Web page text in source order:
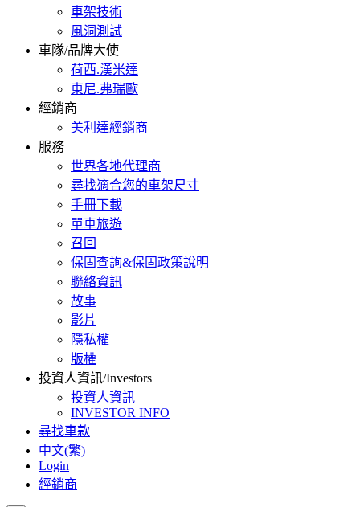
車架技術
風洞測試
車隊/品牌大使
荷西.漢米達
東尼.弗瑞歐
經銷商
美利達經銷商
服務
世界各地代理商
尋找適合您的車架尺寸
手冊下載
單車旅遊
召回
保固查詢&保固政策說明
聯絡資訊
故事
影片
隱私權
版權
投資人資訊/Investors
投資人資訊
INVESTOR INFO
尋找車款
中文(繁)
Login
經銷商